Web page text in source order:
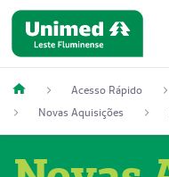
Acesso Rápido
Novas Aquisições